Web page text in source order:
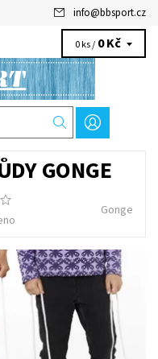
info@bbsport.cz
0 ks / 0 Kč
GONGE
Gonge